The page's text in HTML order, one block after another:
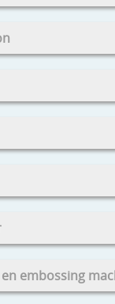
embossing